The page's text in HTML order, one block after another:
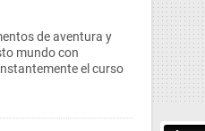
de aventura y
mundo con
el curso